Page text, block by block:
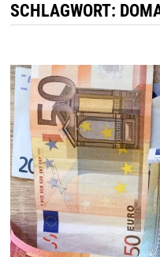
SCHLAGWORT: